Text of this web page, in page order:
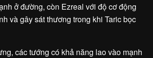
ở đường, còn Ezreal với độ cơ động
và gây sát thương trong khi Taric bọc
các tướng có khả năng lao vào mạnh